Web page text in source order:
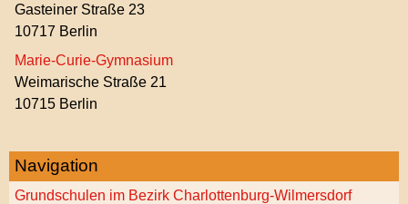
Gasteiner Straße 23
10717 Berlin
Marie-Curie-Gymnasium
Weimarische Straße 21
10715 Berlin
Navigation
Grundschulen im Bezirk Charlottenburg-Wilmersdorf